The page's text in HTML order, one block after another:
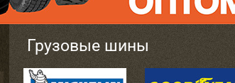
Грузовые шины